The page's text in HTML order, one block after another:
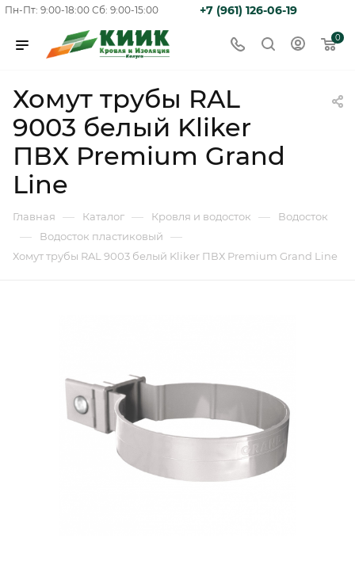
Пн-Пт: 9:00-18:00 Сб: 9:00-15:00 +7 (961) 126-06-19
0
Хомут трубы RAL
9003 белый Kliker
ПВХ Premium Grand
Line
Главная — Каталог — Кровля и водосток — Водосток
— Водосток пластиковый —
Хомут трубы RAL 9003 белый Kliker ПВХ Premium Grand Line